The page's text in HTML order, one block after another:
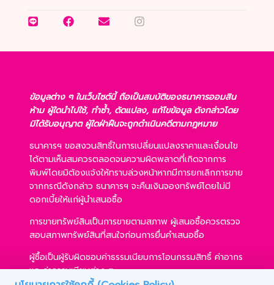
ข้อมูลต่าง ๆ ในเว็บไซต์นี้ ถือเป็นสมบัติของธนาคารออมสิน
ห้าม ผู้ใดนำไปใช้, ทำซ้ำ, ดัดแปลง, แก้ไขข้อมูล ดังกล่าวโดย
มิได้รับอนุญาต ผู้ใดฝ่าฝืนจะถูกดำเนินคดีตามกฎหมาย
ธนาคารฯ ขอสงวนสิทธิ์ในการเปลี่ยนแปลงราคาและเงื่อนไข
ได้ตามเห็นสมควรตลอดจนความผิดพลาดที่เกิดจากการ
พิมพ์โดยมิต้องแจ้งให้ทราบล่วงหน้าหากมีการยกเลิกการขาย
จากกรณีดังกล่าว ธนาคารฯ จะคืนเงินจองทรัพย์โดยไม่มี
ดอกเบี้ยให้แก่ผู้นำเสนอซื้อ
การขายทรัพย์สินเป็นการขายตามสภาพ ผู้เสนอซื้อควรตรวจ
สอบสภาพทรัพย์สินที่สนใจก่อนการยื่นคำเสนอซื้อ
ผู้ซื้อเป็นผู้รับผิดชอบค่าธรรมเนียมการโอนกรรมสิทธิ์ ค่าอากร
และค่าธรรมเนียมต่าง ๆ